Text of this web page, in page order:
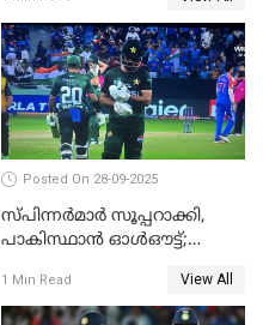
കാത്തിരിക്കുന്നു; വരവ്
സ്ഥിരീകരിച്ച് മെസി
Posted On 28-09-2025
സ്പിന്നർമാർ സൂപ്പറാക്കി,
പാകിസ്ഥാൻ ഓൾഔട്ട്;
വിജയലക്ഷ്യം, കുൽദീപിന് 4
വിക്കറ്റ്
1 Min Read View All